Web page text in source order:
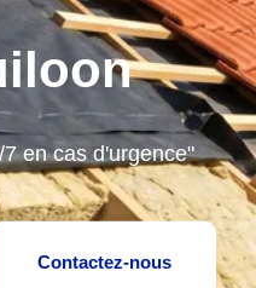
en cas d'urgence"
Contactez-nous